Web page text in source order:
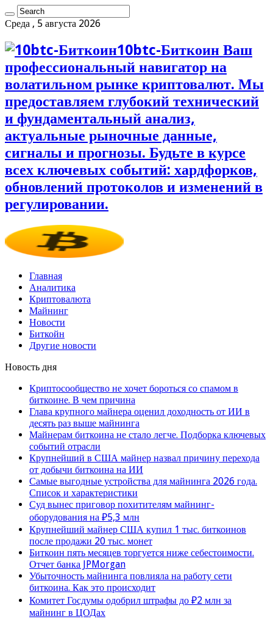
Среда , 5 августа 2026
10btc-Биткоин Ваш
профессиональный навигатор на
волатильном рынке криптовалют. Мы
предоставляем глубокий технический
и фундаментальный анализ,
актуальные рыночные данные,
сигналы и прогнозы. Будьте в курсе
всех ключевых событий: хардфорков,
обновлений протоколов и изменений в
регулировании.
Главная
Аналитика
Криптовалюта
Майнинг
Новости
Биткойн
Другие новости
Новость дня
Криптосообщество не хочет бороться со спамом в
биткоине. В чем причина
Глава крупного майнера оценил доходность от ИИ в
десять раз выше майнинга
Майнерам биткоина не стало легче. Подборка ключевых
событий отрасли
Крупнейший в США майнер назвал причину перехода
от добычи биткоина на ИИ
Самые выгодные устройства для майнинга 2026 года.
Список и характеристики
Суд вынес приговор похитителям майнинг-
оборудования на ₽5,3 млн
Крупнейший майнер США купил 1 тыс. биткоинов
после продажи 20 тыс. монет
Биткоин пять месяцев торгуется ниже себестоимости.
Отчет банка JPMorgan
Убыточность майнинга повлияла на работу сети
биткоина. Как это происходит
Комитет Госдумы одобрил штрафы до ₽2 млн за
майнинг в ЦОДах